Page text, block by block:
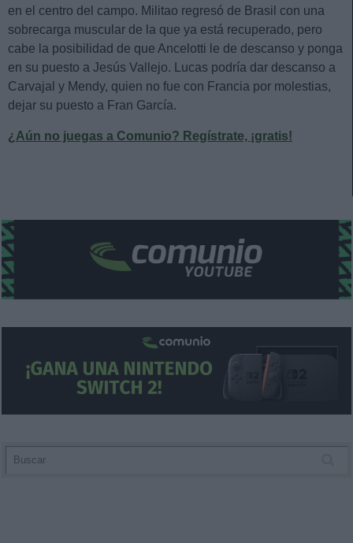
en el centro del campo. Militao regresó de Brasil con una
sobrecarga muscular de la que ya está recuperado, pero
cabe la posibilidad de que Ancelotti le de descanso y ponga
en su puesto a Jesús Vallejo. Lucas podría dar descanso a
Carvajal y Mendy, quien no fue con Francia por molestias,
dejar su puesto a Fran García.
¿Aún no juegas a Comunio? Regístrate, ¡gratis!